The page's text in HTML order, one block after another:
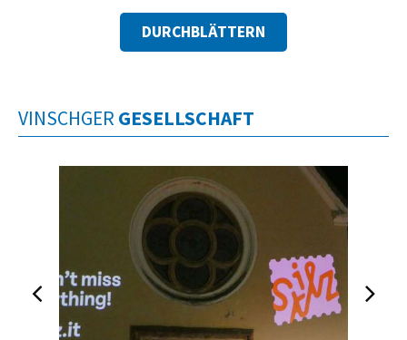
DURCHBLÄTTERN
VINSCHGER GESELLSCHAFT